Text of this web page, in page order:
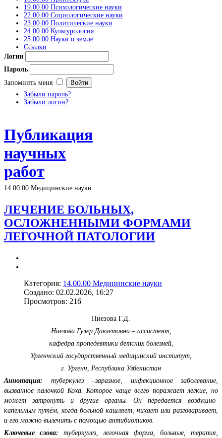
19.00.00 Психологические науки
22.00.00 Социологические науки
23.00.00 Политические науки
24.00.00 Культурология
25.00.00 Науки о земле
Ссылки
Логин
Пароль
Запомнить меня
Забыли пароль?
Забыли логин?
Публикация
научных
работ
14.00.00 Медицинские науки
ЛЕЧЕНИЕ БОЛЬНЫХ,
ОСЛОЖНЕННЫМИ ФОРМАМИ
ЛЕГОЧНОЙ ПАТОЛОГИИ
Категория: 14.00.00 Медицинские науки
Создано: 02.02.2026, 16:27
Просмотров: 216
Ниезова Г.Д.
Ниезова Гулер Давлетовна – ассистент,
кафедра пропедевтики детских болезней,
Ургенчский государственный медицинский институт,
г. Ургенч, Республика Узбекистан
Аннотация: туберкулёз –заразное, инфекционное заболевание,
вызванное палочкой Коха. Которое чаще всего поражает лёгкие, но
может затронуть и другие органы. Он передается воздушно-
капельным путём, когда больной кашляет, чихает или разговаривает,
и его можно вылечить с помощью антибиотиков.
Ключевые слова: туберкулез, легочная форма, больные, терапия,